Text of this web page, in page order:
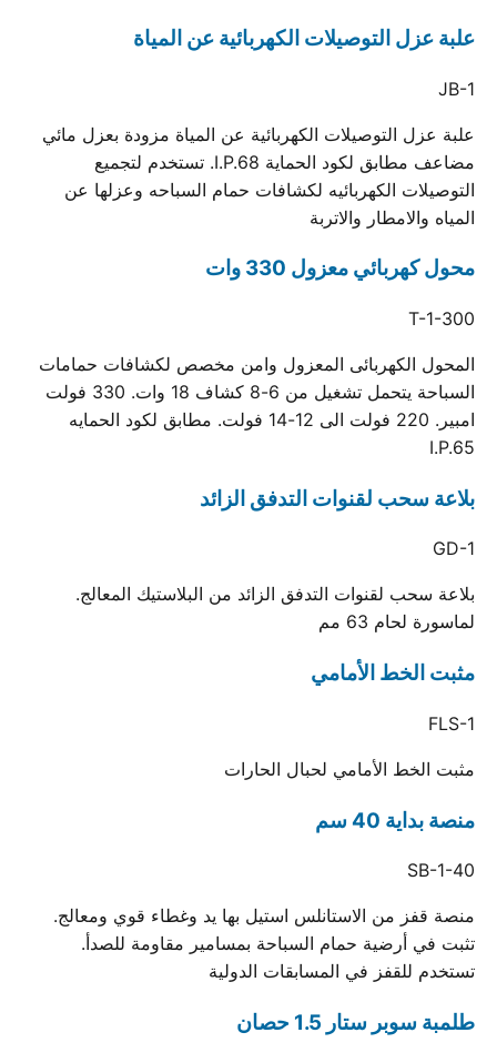
علبة عزل التوصيلات الكهربائية عن المياة
JB-1
علبة عزل التوصيلات الكهربائية عن المياة مزودة بعزل مائي
مضاعف مطابق لكود الحماية I.P.68. تستخدم لتجميع
التوصيلات الكهربائيه لكشافات حمام السباحه وعزلها عن
المياه والامطار والاتربة
محول كهربائي معزول 330 وات
T-1-300
المحول الكهربائى المعزول وامن مخصص لكشافات حمامات
السباحة يتحمل تشغيل من 6-8 كشاف 18 وات. 330 فولت
امبير. 220 فولت الى 12-14 فولت. مطابق لكود الحمايه
I.P.65
بلاعة سحب لقنوات التدفق الزائد
GD-1
بلاعة سحب لقنوات التدفق الزائد من البلاستيك المعالج.
لماسورة لحام 63 مم
مثبت الخط الأمامي
FLS-1
مثبت الخط الأمامي لحبال الحارات
منصة بداية 40 سم
SB-1-40
منصة قفز من الاستانلس استيل بها يد وغطاء قوي ومعالج.
تثبت في أرضية حمام السباحة بمسامير مقاومة للصدأ.
تستخدم للقفز في المسابقات الدولية
طلمبة سوبر ستار 1.5 حصان